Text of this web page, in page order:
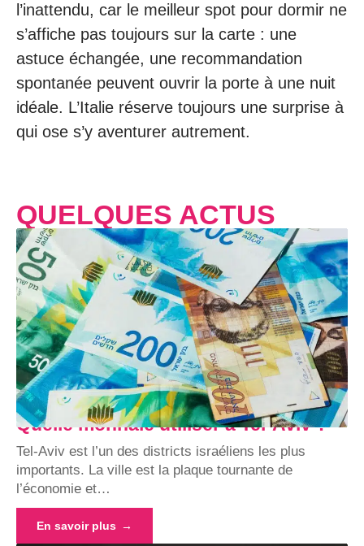
l’inattendu, car le meilleur spot pour dormir ne
s’affiche pas toujours sur la carte : une
astuce échangée, une recommandation
spontanée peuvent ouvrir la porte à une nuit
idéale. L’Italie réserve toujours une surprise à
qui ose s’y aventurer autrement.
QUELQUES ACTUS
Quelle monnaie utiliser à Tel-Aviv ?
Tel-Aviv est l’un des districts israéliens les plus
importants. La ville est la plaque tournante de
l’économie et…
En savoir plus